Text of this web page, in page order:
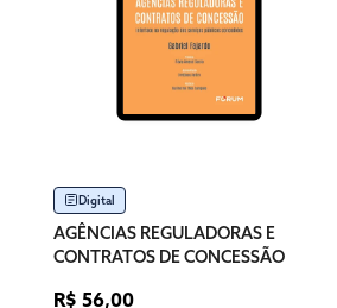
Digital
AGÊNCIAS REGULADORAS E
CONTRATOS DE CONCESSÃO
R$ 56,00